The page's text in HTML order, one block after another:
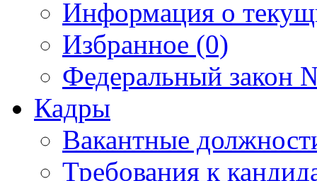
Информация о
Избранное (0)
Федеральный закон
Кадры
Вакантные
Требования к